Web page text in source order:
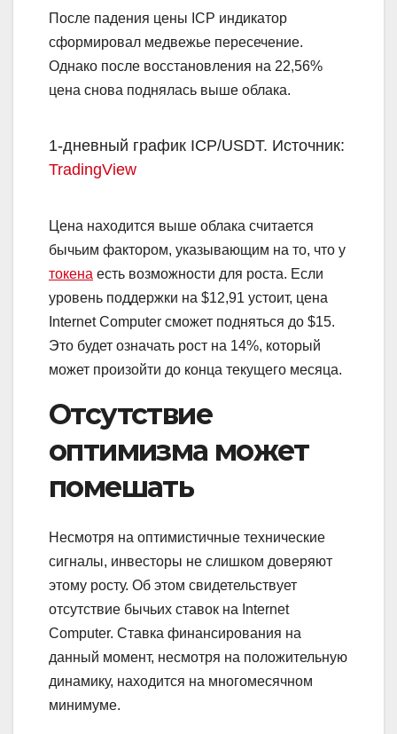
После падения цены ICP индикатор
сформировал медвежье пересечение.
Однако после восстановления на 22,56%
цена снова поднялась выше облака.
1-дневный график ICP/USDT. Источник:
TradingView
Цена находится выше облака считается
бычьим фактором, указывающим на то, что у
токена есть возможности для роста. Если
уровень поддержки на $12,91 устоит, цена
Internet Computer сможет подняться до $15.
Это будет означать рост на 14%, который
может произойти до конца текущего месяца.
Отсутствие
оптимизма может
помешать
Несмотря на оптимистичные технические
сигналы, инвесторы не слишком доверяют
этому росту. Об этом свидетельствует
отсутствие бычьих ставок на Internet
Computer. Ставка финансирования на
данный момент, несмотря на положительную
динамику, находится на многомесячном
минимуме.